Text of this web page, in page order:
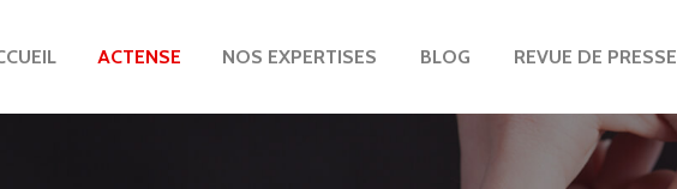
ACTENSE NOS EXPERTISES BLOG REVUE DE PRESSE